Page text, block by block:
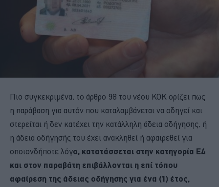
Πιο συγκεκριμένα, το άρθρο 98 του νέου ΚΟΚ ορίζει πως
η παράβαση για αυτόν που καταλαμβάνεται να οδηγεί και
στερείται ή δεν κατέχει την κατάλληλη άδεια οδήγησης, ή
η άδεια οδήγησής του έχει ανακληθεί ή αφαιρεθεί για
οποιονδήποτε λόγο, κατατάσσεται στην κατηγορία Ε4
και στον παραβάτη επιβάλλονται η επί τόπου
αφαίρεση της άδειας οδήγησης για ένα (1) έτος,